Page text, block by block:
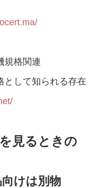
規格関連
として知られる存在
見るときの
けは別物